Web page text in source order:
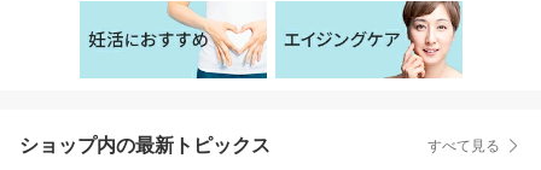
ショップ内の最新トピックス すべて見る